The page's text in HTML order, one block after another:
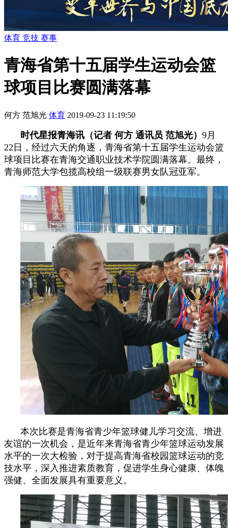
体育 竞技 赛事
青海省第十五届学生运动会篮
球项目比赛圆满落幕
何方 范旭光 体育 2019-09-23 11:19:50
时代星报青海讯（记者 何方 通讯员 范旭光） 9月
22日，经过六天的角逐，青海省第十五届学生运动会篮
球项目比赛在青海交通职业技术学院圆满落幕。最终，
青海师范大学包揽高校组一级联赛男女队冠亚军。
本次比赛是青海省青少年篮球健儿学习交流、增进
友谊的一次机会，是近年来青海省青少年篮球运动发展
水平的一次大检验，对于提高青海省校园篮球运动的竞
技水平，深入推进素质教育，促进学生身心健康、体魄
强健、全面发展具有重要意义。